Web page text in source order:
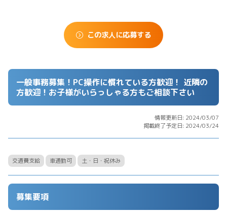
この求人に応募する
一般事務募集！PC操作に慣れている方歓迎！ 近隣の
方歓迎！お子様がいらっしゃる方もご相談下さい
情報更新日: 2024/03/07
掲載終了予定日: 2024/03/24
交通費支給 車通勤可 土・日・祝休み
募集要項